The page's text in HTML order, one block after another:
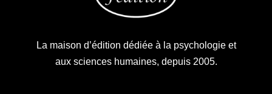
La maison d’édition dédiée à la psychologie et
aux sciences humaines, depuis 2005.